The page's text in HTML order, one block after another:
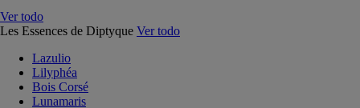
Ver todo
Les Essences de Diptyque Ver todo
Lazulio
Lilyphéa
Bois Corsé
Lunamaris